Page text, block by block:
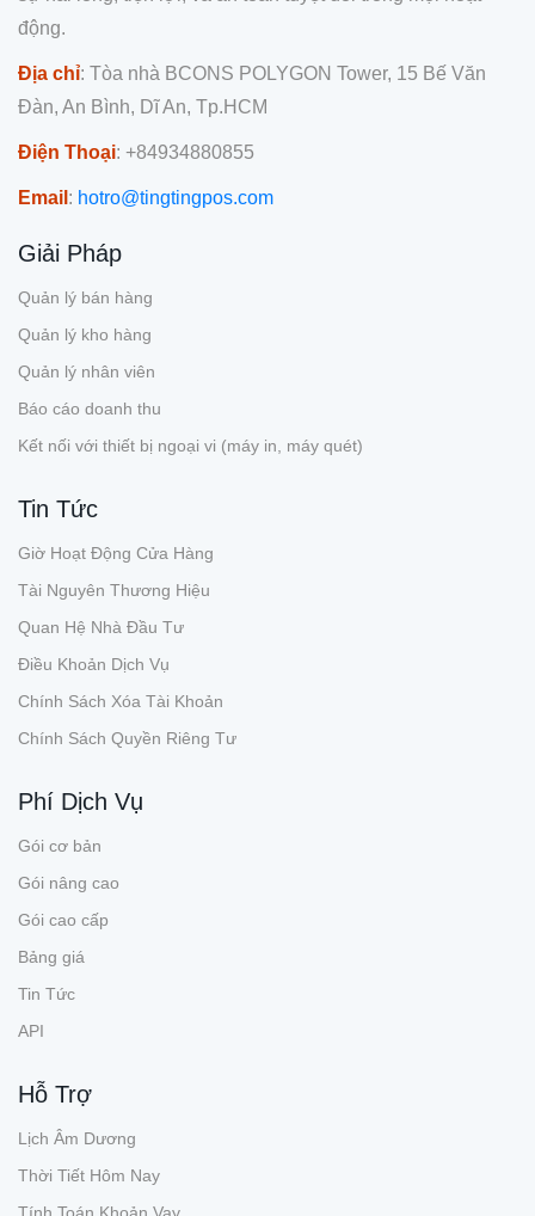
động.
Địa chỉ: Tòa nhà BCONS POLYGON Tower, 15 Bế Văn
Đàn, An Bình, Dĩ An, Tp.HCM
Điện Thoại: +84934880855
Email : hotro@tingtingpos.com
Giải Pháp
Quản lý bán hàng
Quản lý kho hàng
Quản lý nhân viên
Báo cáo doanh thu
Kết nối với thiết bị ngoại vi (máy in, máy quét)
Tin Tức
Giờ Hoạt Động Cửa Hàng
Tài Nguyên Thương Hiệu
Quan Hệ Nhà Đầu Tư
Điều Khoản Dịch Vụ
Chính Sách Xóa Tài Khoản
Chính Sách Quyền Riêng Tư
Phí Dịch Vụ
Gói cơ bản
Gói nâng cao
Gói cao cấp
Bảng giá
Tin Tức
API
Hỗ Trợ
Lịch Âm Dương
Thời Tiết Hôm Nay